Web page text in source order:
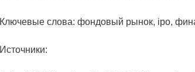
Ключевые слова: фондовый рынок, ipo,
Источники: